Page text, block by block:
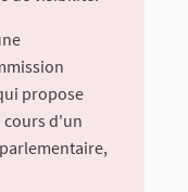
propose
cours d'un